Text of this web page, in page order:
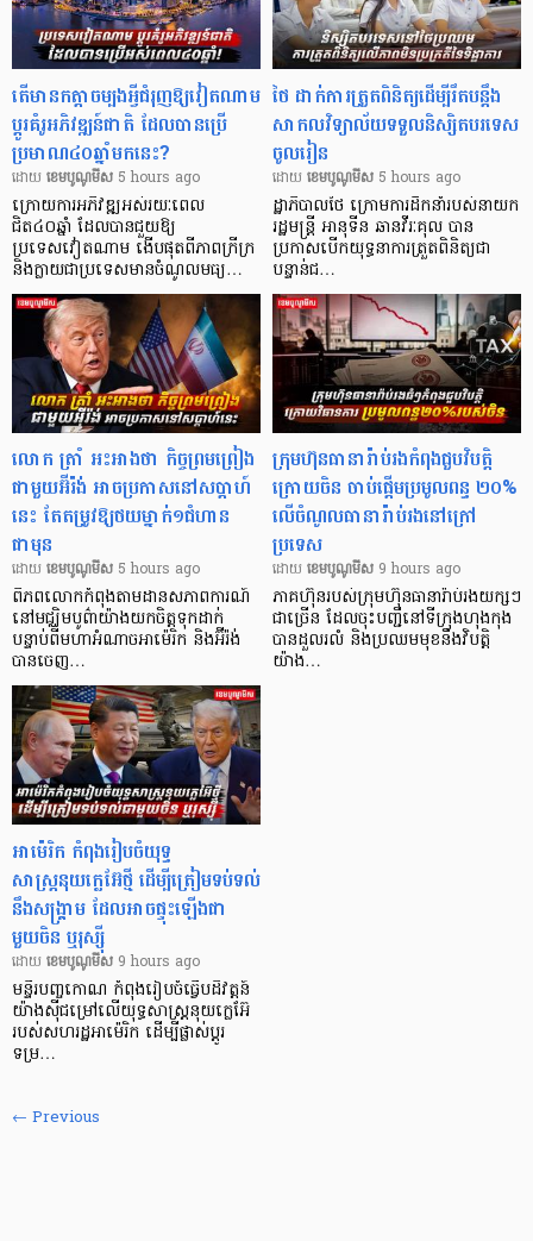
តើមានកត្តាចម្បងអ្វីជំរុញឱ្យវៀតណាម
ប្តូរគំរូអភិវឌ្ឍន៍ជាតិ ដែលបានប្រើ
ប្រមាណ៤០ឆ្នាំមកនេះ?
ដោយ​ ​ ខេមបូណូមីស 5 hours ago
ក្រោយការអភិវឌ្ឍអស់រយៈពេល
ជិត៤០ឆ្នាំ ដែលបានជួយឱ្យ​
ប្រទេសវៀតណាម ងើប​ផុតពីភាពក្រីក្រ
និងក្លាយជាប្រទេសមានចំណូលមធ្យ…
ថៃ ដាក់ការត្រួតពិនិត្យ​ដើម្បីរឹតបន្ដឹង
សាកលវិទ្យាល័យទទួលនិស្សិតបរទេស
ចូលរៀន
ដោយ​ ​ ខេមបូណូមីស 5 hours ago
ដ្ឋាភិបាលថៃ ក្រោមការដឹកនាំរបស់នាយក
រដ្ឋមន្ត្រី អានុទីន ឆានវីរៈគុល បាន
ប្រកាសបើកយុទ្ធនាការត្រួតពិនិត្យជា
បន្ទាន់ជ…
លោក ត្រាំ អះអាងថា កិច្ចព្រមព្រៀង
ជាមួយអ៊ីរ៉ង់ អាចប្រកាសនៅសប្តាហ៍
នេះ តែតម្រូវឱ្យថយម្នាក់១ជំហាន
ជាមុន
ដោយ​ ​ ខេមបូណូមីស 5 hours ago
ពិភពលោកកំពុងតាមដានសភាពការណ៍
នៅមជ្ឈិមបូព៌ាយ៉ាងយកចិត្តទុកដាក់
បន្ទាប់ពីមហាអំណាចអាម៉េរិក និងអ៊ីរ៉ង់
បានចេញ…
ក្រុមហ៊ុនធានារ៉ាប់រងកំពុងជួបវិបត្តិ
ក្រោយចិន ចាប់ផ្តើមប្រមូលពន្ធ ២០%
លើចំណូលធានារ៉ាប់រងនៅក្រៅ
ប្រទេស
ដោយ​ ​ ខេមបូណូមីស 9 hours ago
ភាគហ៊ុនរបស់ក្រុមហ៊ុនធានារ៉ាប់រងយក្សៗ
ជាច្រើន ដែលចុះបញ្ជីនៅទីក្រុងហុងកុង
បានដួលរលំ និងប្រឈមមុខនឹងវិបត្តិ
យ៉ាង…
អាម៉េរិក កំពុងរៀបចំយុទ្ធ
សាស្ត្រនុយក្លេអ៊ែថ្មី ដើម្បីត្រៀមទប់ទល់
នឹងសង្គ្រាម ដែលអាចផ្ទុះឡើងជា
មួយចិន ឬរុស្ស៊ី
ដោយ​ ​ ខេមបូណូមីស 9 hours ago
មន្ទីរបញ្ចកោណ កំពុងរៀបចំធ្វើបដិវត្តន៍
យ៉ាងស៊ីជម្រៅលើយុទ្ធសាស្ត្រនុយក្លេអ៊ែ
របស់សហរដ្ឋអាម៉េរិក ដើម្បីផ្លាស់ប្តូរ
ទម្រ…
← Previous